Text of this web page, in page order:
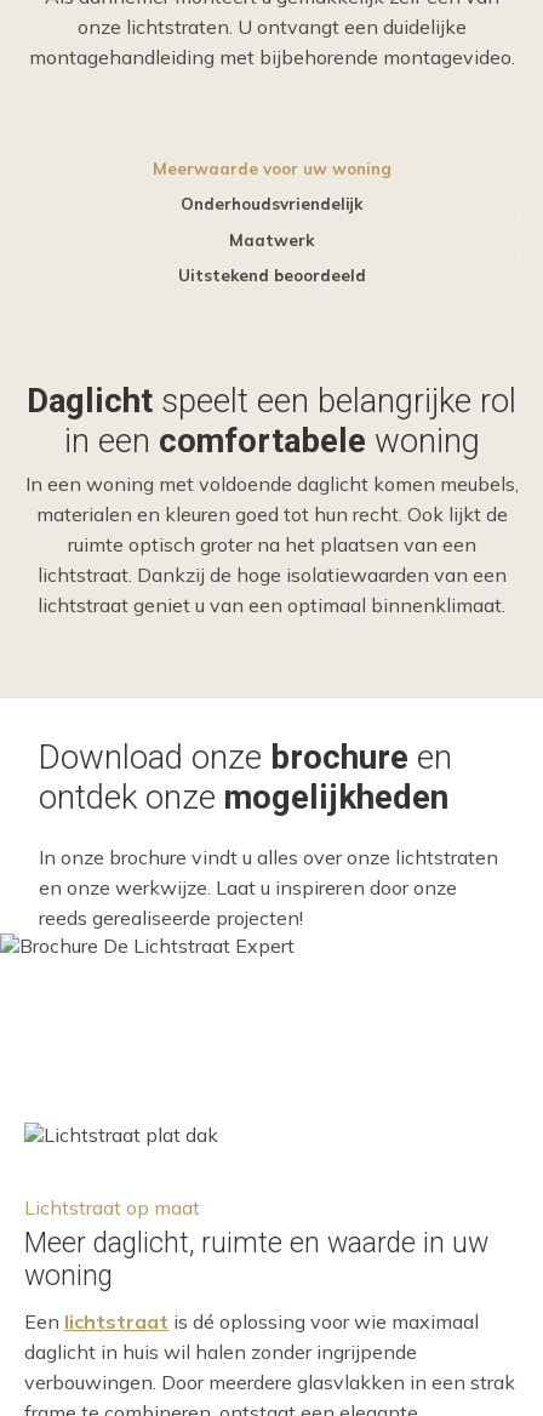
onze lichtstraten. U ontvangt een duidelijke
montagehandleiding met bijbehorende montagevideo.
Meerwaarde voor uw woning
Onderhoudsvriendelijk
Maatwerk
Uitstekend beoordeeld
Daglicht speelt een belangrijke rol
in een comfortabele woning
In een woning met voldoende daglicht komen meubels,
materialen en kleuren goed tot hun recht. Ook lijkt de
ruimte optisch groter na het plaatsen van een
lichtstraat. Dankzij de hoge isolatiewaarden van een
lichtstraat geniet u van een optimaal binnenklimaat.
Download onze brochure en
ontdek onze mogelijkheden
In onze brochure vindt u alles over onze lichtstraten
en onze werkwijze. Laat u inspireren door onze
reeds gerealiseerde projecten!
Lichtstraat op maat
Meer daglicht, ruimte en waarde in uw
woning
Een lichtstraat is dé oplossing voor wie maximaal
daglicht in huis wil halen zonder ingrijpende
verbouwingen. Door meerdere glasvlakken in een strak